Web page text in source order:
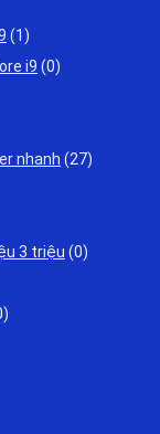
(1)
i9 (0)
nhanh (27)
3 triệu (0)